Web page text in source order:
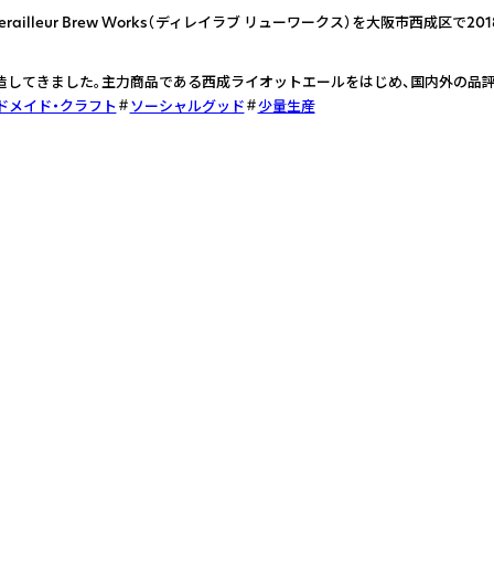
Brew Works（ディレイラブ リューワークス）を大阪市西成区で
てきました。主力商品である西成ライオットエールをはじめ、国内外の品
メイド・クラフト
ソーシャルグッド 少量生産